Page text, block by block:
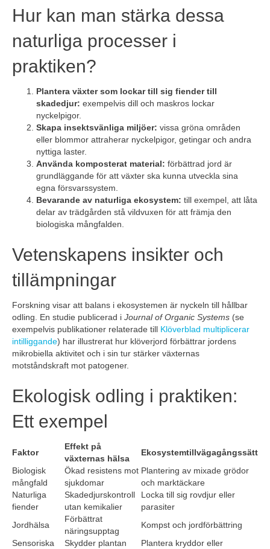
Hur kan man stärka dessa
naturliga processer i
praktiken?
Plantera växter som lockar till sig fiender till
skadedjur: exempelvis dill och maskros lockar
nyckelpigor.
Skapa insektsvänliga miljöer: vissa gröna områden
eller blommor attraherar nyckelpigor, getingar och andra
nyttiga laster.
Använda komposterat material: förbättrad jord är
grundläggande för att växter ska kunna utveckla sina
egna försvarssystem.
Bevarande av naturliga ekosystem: till exempel, att låta
delar av trädgården stå vildvuxen för att främja den
biologiska mångfalden.
Vetenskapens insikter och
tillämpningar
Forskning visar att balans i ekosystemen är nyckeln till hållbar
odling. En studie publicerad i Journal of Organic Systems (se
exempelvis publikationer relaterade till Klöverblad multiplicerar
intilliggande) har illustrerat hur klöverjord förbättrar jordens
mikrobiella aktivitet och i sin tur stärker växternas
motståndskraft mot patogener.
Ekologisk odling i praktiken:
Ett exempel
Faktor
Effekt på
växternas hälsa
Ekosystemtillvägagångssätt
Biologisk
mångfald
Ökad resistens mot
sjukdomar
Plantering av mixade grödor
och marktäckare
Naturliga
fiender
Skadedjurskontroll
utan kemikalier
Locka till sig rovdjur eller
parasiter
Jordhälsa
Förbättrat
näringsupptag
Kompst och jordförbättring
Sensoriska
Skydder plantan
Plantera kryddor eller